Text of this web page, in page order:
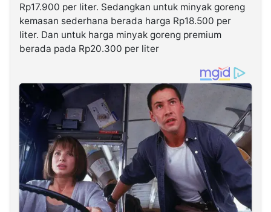
Rp17.900 per liter. Sedangkan untuk minyak goreng
kemasan sederhana berada harga Rp18.500 per
liter. Dan untuk harga minyak goreng premium
berada pada Rp20.300 per liter